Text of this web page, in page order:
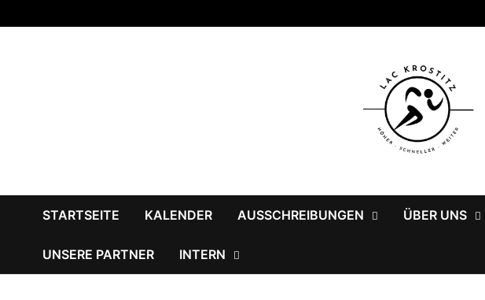
Inhalt
STARTSEITE KALENDER AUSSCHREIBUNGEN ÜBER UNS
UNSERE PARTNER INTERN